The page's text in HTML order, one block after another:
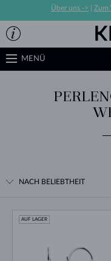
Über uns -> Zum
MENÜ
NACH BELIEBTHEIT
AUF LAGER